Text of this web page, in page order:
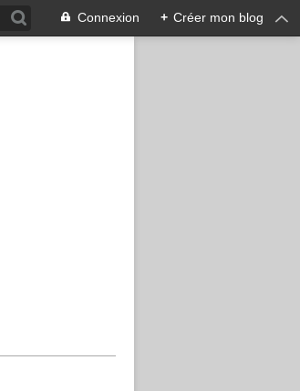
Connexion + Créer mon blog